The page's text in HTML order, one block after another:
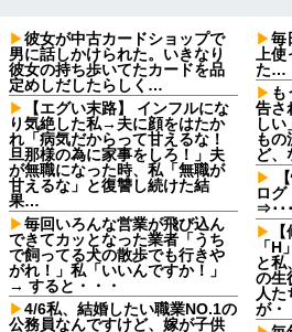
彼女が中古カードショップで
男に話しかけられた。いきなり
彼女の持ち歩いてたカードを品
定めしだしたらしく…
【エグい末路】 インフルにな
り気絶した私→夫に顔をはたか
れ「病気だからって甘えるな！
旦那様の為に家事をしろ！」夫
が無職になった時、私「無職が
甘えるな」と復讐し続けた結
果…
毎回いろんな営業が飛び込ん
できてカッとなった業者「うち
で飼ってる犬の散歩でも行きや
がれ！」私「いいんですか！」
→ すると・・・
4/6私、結婚したい職業NO.1の
公務員なんですけど、嫁が子供
毎
上
た…
も
告さ
し
もの
ど
ログ
⇒･･
「
と私
の生
人
が・